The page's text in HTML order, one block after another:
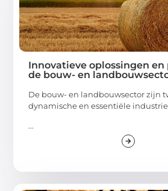
Innovatieve oplossingen
de bouw- en
De bouw- en landbouwsector zijn
dynamische en essentiële
...